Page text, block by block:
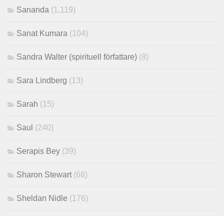
Sananda (1,119)
Sanat Kumara (104)
Sandra Walter (spirituell författare) (8)
Sara Lindberg (13)
Sarah (15)
Saul (240)
Serapis Bey (39)
Sharon Stewart (68)
Sheldan Nidle (176)